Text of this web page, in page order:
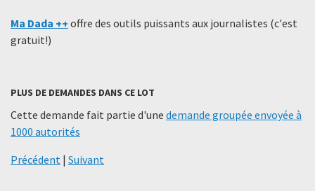
Ma Dada ++ offre des outils puissants aux journalistes (c'est
gratuit!)
PLUS DE DEMANDES DANS CE LOT
Cette demande fait partie d'une demande groupée envoyée à
1000 autorités
Précédent | Suivant